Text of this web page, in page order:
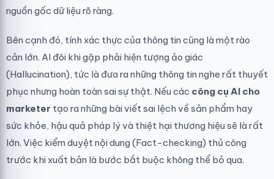
nguồn gốc dữ liệu rõ ràng.
Bên cạnh đó, tính xác thực của thông tin cũng là một rào
cản lớn. AI đôi khi gặp phải hiện tượng ảo giác
(Hallucination), tức là đưa ra những thông tin nghe rất thuyết
phục nhưng hoàn toàn sai sự thật. Nếu các công cụ AI cho
marketer tạo ra những bài viết sai lệch về sản phẩm hay
sức khỏe, hậu quả pháp lý và thiệt hại thương hiệu sẽ là rất
lớn. Việc kiểm duyệt nội dung (Fact-checking) thủ công
trước khi xuất bản là bước bắt buộc không thể bỏ qua.